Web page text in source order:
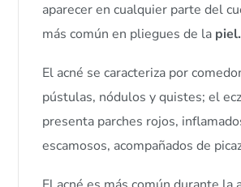
aparecer en cualquier parte del
más común en pliegues de la piel.
El acné se caracteriza por
pústulas, nódulos y quistes; el
presenta parches rojos,
escamosos, acompañados de